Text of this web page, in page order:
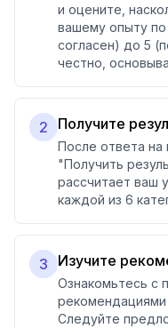
и оцените,
вашему опыту по
согласен) до 5
честно,
2 Получите
После ответа на
"Получить
рассчитает ваш
каждой из 6
3 Изучите
Ознакомьтесь с
рекомендациями
Следуйте